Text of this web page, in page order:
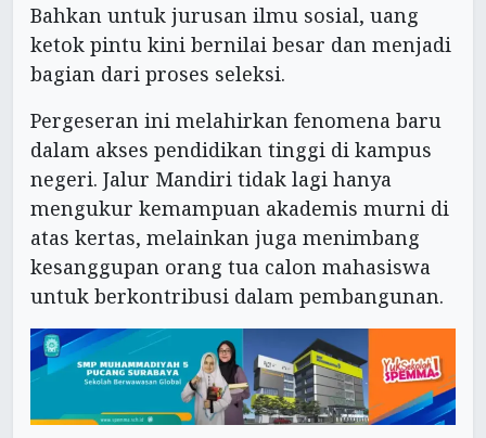
Bahkan untuk jurusan ilmu sosial, uang
ketok pintu kini bernilai besar dan menjadi
bagian dari proses seleksi.
Pergeseran ini melahirkan fenomena baru
dalam akses pendidikan tinggi di kampus
negeri. Jalur Mandiri tidak lagi hanya
mengukur kemampuan akademis murni di
atas kertas, melainkan juga menimbang
kesanggupan orang tua calon mahasiswa
untuk berkontribusi dalam pembangunan.